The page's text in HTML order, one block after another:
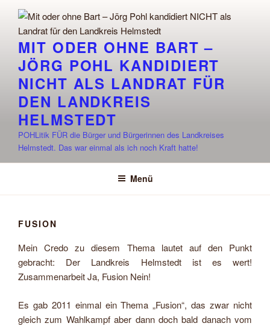
Inhalt
springen
MIT ODER OHNE BART –
JÖRG POHL KANDIDIERT
NICHT ALS LANDRAT FÜR
DEN LANDKREIS
HELMSTEDT
POHLitik FÜR die Bürger und Bürgerinnen des Landkreises
Helmstedt. Das war einmal als ich noch Kraft hatte!
Menü
FUSION
Mein Credo zu diesem Thema lautet auf den Punkt
gebracht: Der Landkreis Helmstedt ist es wert!
Zusammenarbeit Ja, Fusion Nein!
Es gab 2011 einmal ein Thema „Fusion“, das zwar nicht
gleich zum Wahlkampf aber dann doch bald danach vom